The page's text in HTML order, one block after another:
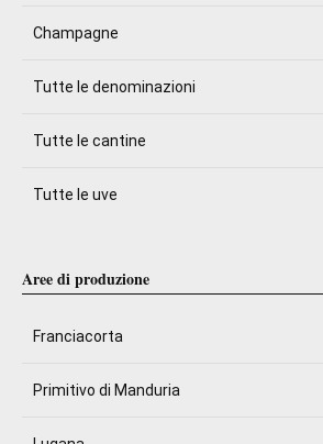
Champagne
Tutte le denominazioni
Tutte le cantine
Tutte le uve
Aree di produzione
Franciacorta
Primitivo di Manduria